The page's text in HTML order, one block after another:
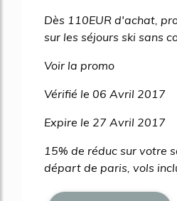
Dès 110EUR d'achat,
sur les séjours ski sans
Voir la promo
Vérifié le 06 Avril 2017
Expire le 27 Avril 2017
15% de réduc sur votre
départ de paris, vols